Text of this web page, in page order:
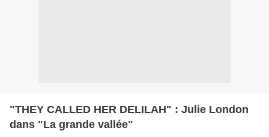
"THEY CALLED HER DELILAH" : Julie London
dans "La grande vallée"